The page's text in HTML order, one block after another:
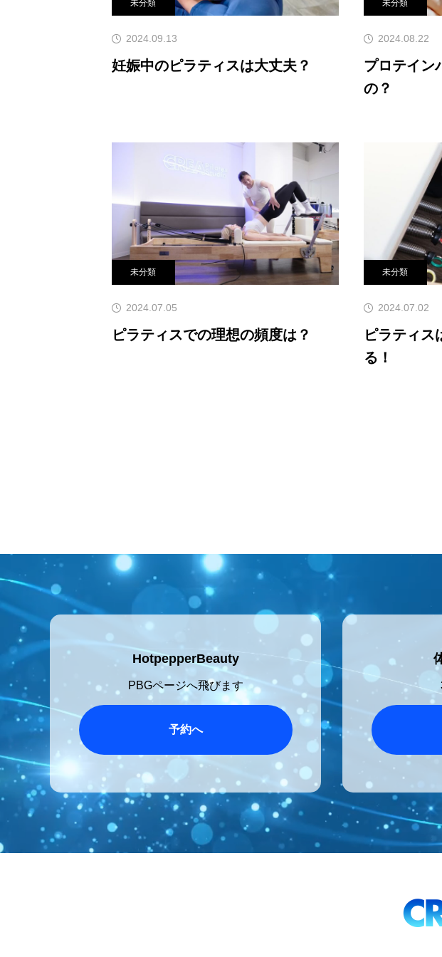
未分類
2024.09.13
妊娠中のピラティスは大丈夫？
未分類
2024.08.22
プロテイン
の？
未分類
2024.07.05
ピラティスでの理想の頻度は？
未分類
2024.07.02
ピラティス
る！
HotpepperBeauty
PBGページへ飛びます
予約へ